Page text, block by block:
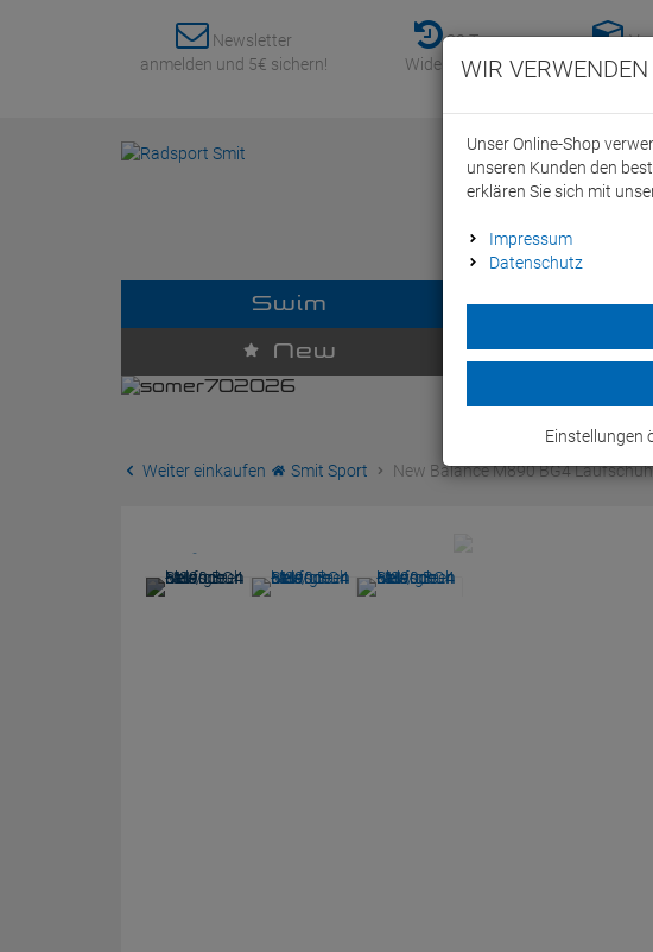
Newsletter
anmelden und 5€ sichern!
30 Tage
Widerrufsrecht
Swim Dein
New
Weiter einkaufen Smit Sport New Balance M890 BG4
WIR
Unser Online-Shop
unseren Kunden den
erklären Sie sich mit
Impressum
Datenschutz
Einstellungen